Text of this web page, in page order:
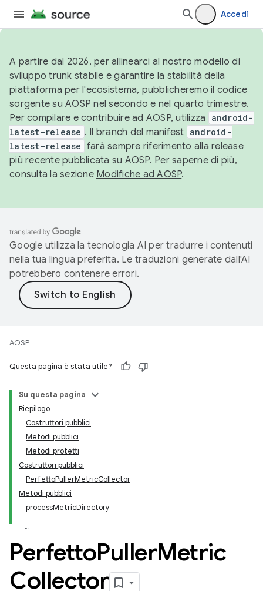
Accedi
A partire dal 2026, per allinearci al nostro modello di
sviluppo trunk stabile e garantire la stabilità della
piattaforma per l'ecosistema, pubblicheremo il codice
sorgente su AOSP nel secondo e nel quarto trimestre.
Per compilare e contribuire ad AOSP, utilizza
android-
latest-release . Il branch del manifest android-
latest-release farà sempre riferimento alla release
più recente pubblicata su AOSP. Per saperne di più,
consulta la sezione Modifiche ad AOSP.
Google utilizza la tecnologia AI per tradurre i contenuti
nella tua lingua preferita. Le traduzioni generate dall'AI
potrebbero contenere errori.
AOSP
Questa pagina è stata utile?
Su questa pagina
Riepilogo
Costruttori pubblici
Metodi pubblici
Metodi protetti
Costruttori pubblici
PerfettoPullerMetricCollector
Metodi pubblici
processMetricDirectory
PerfettoPullerMetric
Collector